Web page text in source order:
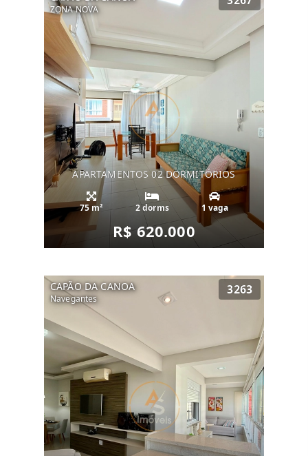
ZONA NOVA
APARTAMENTOS 02 DORMITÓRIOS
75 m² 2 dorms 1 vaga
R$ 620.000
CAPÃO DA CANOA
Navegantes
3263